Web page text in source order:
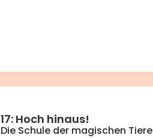
17: Hoch hinaus!
Die Schule der magischen Tiere